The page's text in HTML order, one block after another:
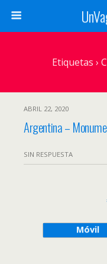
Etiquetas ›
ABRIL 22, 2020
Argentina –
SIN RESPUESTA
Móvil